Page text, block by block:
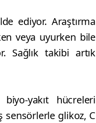
ediyor. Araştırma
veya uyurken bile
Sağlık takibi artık
yakıt hücreleri
sensörlerle glikoz, C